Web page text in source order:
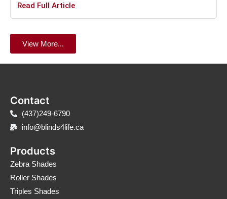
View More...
Read Full Article
Contact
(437)249-6790
info@blinds4life.ca
Products
Zebra Shades
Roller Shades
Triples Shades